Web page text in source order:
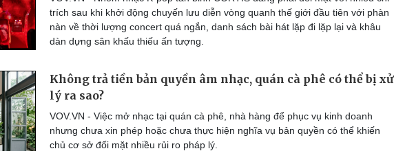
Biển đảo
Thể thao
Bóng đá quốc tế
Bóng đá Việt Nam
Thế giới thể thao
Lịch thi đấu bóng đá
eSports
Hậu trường
Ô tô - Xe máy
Tư vấn
Doanh nhân
trích sau khi khởi động chuyến lưu diễn vòng quanh thế giới đầu tiên với phàn
nàn về thời lượng concert quá ngắn, danh sách bài hát lặp đi lặp lại và khâu
dàn dựng sân khấu thiếu ấn tượng.
Không trả tiền bản quyền âm nhạc, quán cà phê có thể bị xử
lý ra sao?
VOV.VN - Việc mở nhạc tại quán cà phê, nhà hàng để phục vụ kinh doanh
nhưng chưa xin phép hoặc chưa thực hiện nghĩa vụ bản quyền có thể khiến
chủ cơ sở đối mặt nhiều rủi ro pháp lý.